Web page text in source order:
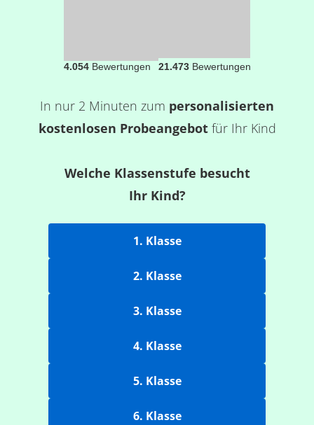
4.054Bewertungen 21.473Bewertungen
In nur 2 Minuten zum personalisierten
kostenlosen Probeangebotfür Ihr Kind
Welche Klassenstufe besucht
Ihr Kind?
1. Klasse
2. Klasse
3. Klasse
4. Klasse
5. Klasse
6. Klasse